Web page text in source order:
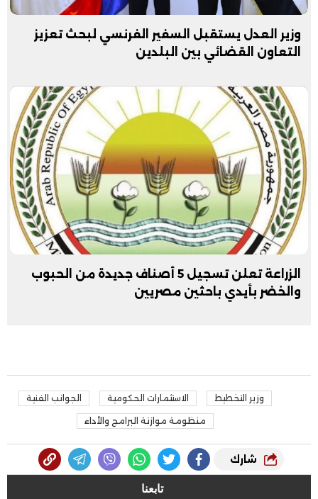
وزير العدل يستقبل السفير الفرنسي لبحث تعزيز
التعاون القضائي بين البلدين
الزراعة تعلن تسجيل 5 أصناف جديدة من الحبوب
والخضر بأيدي باحثين مصريين
وزير التخطيط الاستثمارات الحكومية الجوانب الفنية
منظومة موازنة البرامج والأداء
شارك
تابعنا